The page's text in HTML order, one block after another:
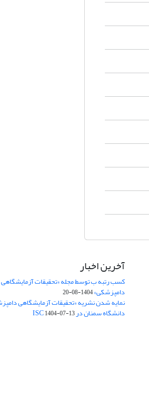
آخرین اخبار
کسب رتبه ب توسط مجله «تحقیقات آزمایشگاهی
دامپزشکی»1404-08-20
نمایه شدن نشریه «تحقیقات آزمایشگاهی
دانشگاه سمنان در ISC1404-07-13